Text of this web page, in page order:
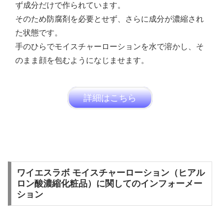
ず成分だけで作られています。
そのため防腐剤を必要とせず、さらに成分が濃縮され
た状態です。
手のひらでモイスチャーローションを水で溶かし、そ
のまま顔を包むようになじませます。
詳細はこちら
ワイエスラボ モイスチャーローション（ヒアル
ロン酸濃縮化粧品）に関してのインフォーメー
ション